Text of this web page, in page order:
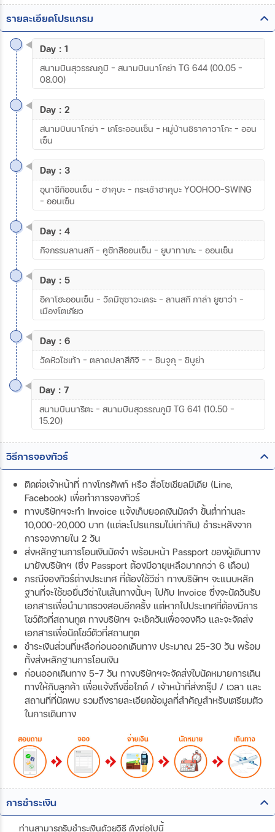
รายละเอียดโปรแกรม
Day : 1
สนามบินสุวรรณภูมิ – สนามบินนาโกย่า TG 644 (00.05 –
08.00)
Day : 2
สนามบินนาโกย่า - เกโระออนเซ็น – หมู่บ้านชิราคาวาโกะ – ออน
เซ็น
Day : 3
อุนาซึกิออนเซ็น - ฮาคุบะ - กระเช้าฮาคุบะ YOOHOO-SWING
- ออนเซ็น
Day : 4
กิจกรรมลานสกี – คูซัทสึออนเซ็น – ยูบาทาเกะ - ออนเซ็น
Day : 5
อิคาโฮะออนเซ็น – วัดมิซุซาวะเดระ – ลานสกี กาล่า ยูซาว่า -
เมืองโตเกียว
Day : 6
วัดหัวไชเท้า - ตลาดปลาสึกิจิ – – ชินจูกุ – ชิบูย่า
Day : 7
สนามบินนาริตะ – สนามบินสุวรรณภูมิ TG 641 (10.50 –
15.20)
วิธีการจองทัวร์
ติดต่อเจ้าหน้าที่ ทางโทรศัพท์ หรือ สื่อโซเชียลมีเดีย (Line,
Facebook) เพื่อทำการจองทัวร์
ทางบริษัทฯจะทำ Invoice แจ้งเก็บยอดเงินมัดจำ ขั้นต่ำท่านละ
10,000-20,000 บาท (แต่ละโปรแกรมไม่เท่ากัน) ชำระหลังจาก
การจองภายใน 2 วัน
ส่งหลักฐานการโอนเงินมัดจำ พร้อมหน้า Passport ของผู้เดินทาง
มายังบริษัทฯ (ซึ่ง Passport ต้องมีอายุเหลือมากกว่า 6 เดือน)
กรณีจองทัวร์ต่างประเทศ ที่ต้องใช้วีซ่า ทางบริษัทฯ จะแนบหลัก
ฐานที่จะใช้ขอยื่นวีซ่าในเส้นทางนั้นๆ ไปกับ Invoice ซึ่งจะนัดวันรับ
เอกสารเพื่อนำมาตรวจสอบอีกครั้ง แต่หากไปประเทศที่ต้องมีการ
โชว์ตัวที่สถานทูต ทางบริษัทฯ จะเช็ควันเพื่อจองคิว และจะจัดส่ง
เอกสารเพื่อนัดโชว์ตัวที่สถานทูต
ชำระเงินส่วนที่เหลือก่อนออกเดินทาง ประมาณ 25-30 วัน พร้อม
ทั้งส่งหลักฐานการโอนเงิน
ก่อนออกเดินทาง 5-7 วัน ทางบริษัทฯจะจัดส่งใบนัดหมายการเดิน
ทางให้กับลูกค้า เพื่อแจ้งถึงชื่อไกด์ / เจ้าหน้าที่ส่งกรุ๊ป / เวลา และ
สถานที่ที่นัดพบ รวมถึงรายละเอียดข้อมูลที่สำคัญสำหรับเตรียมตัว
ในการเดินทาง
การชำระเงิน
ท่านสามารถรับชำระเงินด้วยวิธี ดังต่อไปนี้